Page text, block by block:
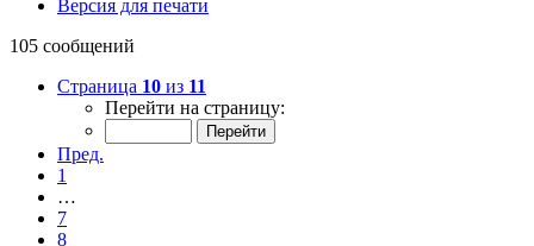
Версия для печати
105 сообщений
Страница 10 из 11
Перейти на страницу:
Пред.
1
…
7
8